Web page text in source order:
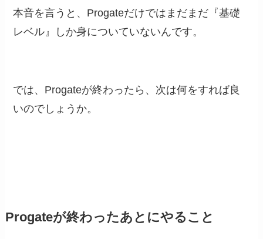
本音を言うと、 Progateだけではまだまだ『基礎
レベル』しか身についていないんです。
では、Progateが終わったら、次は何をすれば良
いのでしょうか。
Progateが終わったあとにやること